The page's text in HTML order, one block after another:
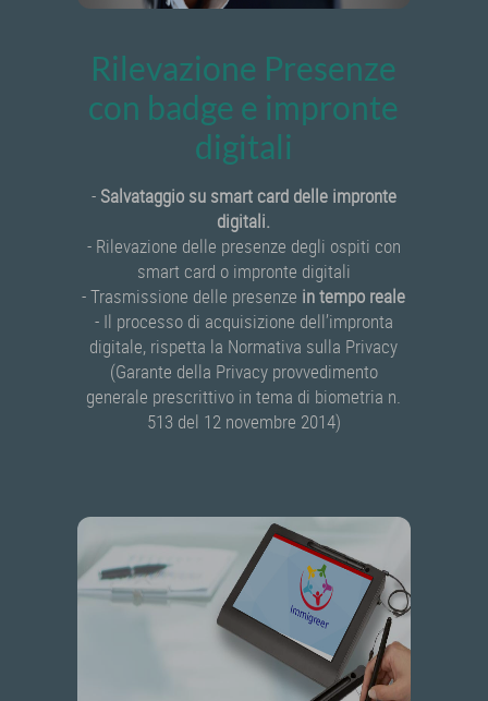
Rilevazione Presenze
con badge e impronte
digitali
- Salvataggio su smart card delle impronte
digitali.
- Rilevazione delle presenze degli ospiti con
smart card o impronte digitali
- Trasmissione delle presenze in tempo reale
- Il processo di acquisizione dell’impronta
digitale, rispetta la Normativa sulla Privacy
(Garante della Privacy provvedimento
generale prescrittivo in tema di biometria n.
513 del 12 novembre 2014)